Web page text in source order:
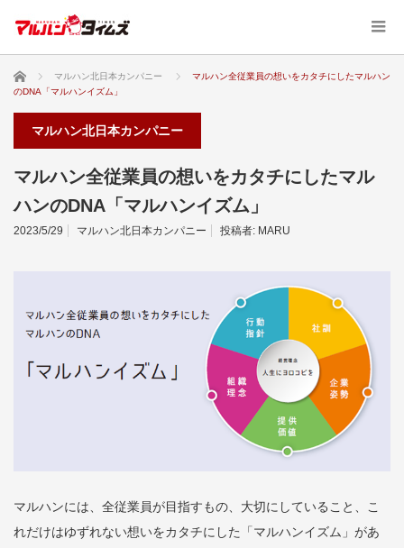
ホーム マルハン北日本カンパニー
マルハン全従業員の想いをカタチにしたマルハン
のDNA「マルハンイズム」
マルハン北日本カンパニー
マルハン全従業員の想いをカタチにしたマル
ハンのDNA「マルハンイズム」
2023/5/29 マルハン北日本カンパニー 投稿者: MARU
マルハンには、全従業員が目指すもの、大切にしていること、こ
れだけはゆずれない想いをカタチにした「マルハンイズム」があ